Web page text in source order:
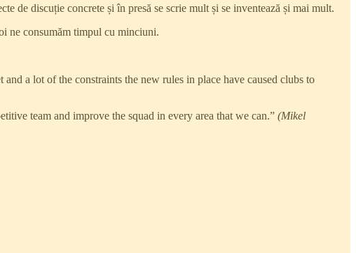
de discuție concrete și în presă se scrie mult și se inventează și mai mult.
ne consumăm timpul cu minciuni.
and a lot of the constraints the new rules in place have caused clubs to
team and improve the squad in every area that we can.” (Mikel